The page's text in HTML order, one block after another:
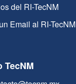
del RI-TecNM
Email al RI-TecNM
TecNM